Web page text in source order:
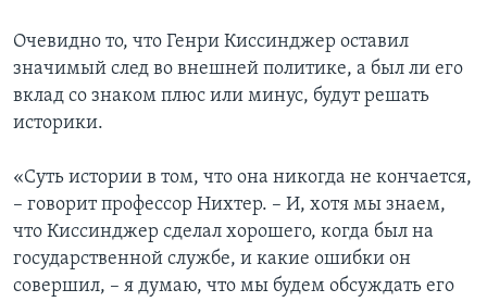
Очевидно то, что Генри Киссинджер оставил
значимый след во внешней политике, а был ли его
вклад со знаком плюс или минус, будут решать
историки.
«Суть истории в том, что она никогда не кончается,
– говорит профессор Нихтер. – И, хотя мы знаем,
что Киссинджер сделал хорошего, когда был на
государственной службе, и какие ошибки он
совершил, – я думаю, что мы будем обсуждать его